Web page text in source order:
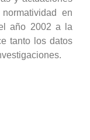
en
año 2002 a la
tanto los datos